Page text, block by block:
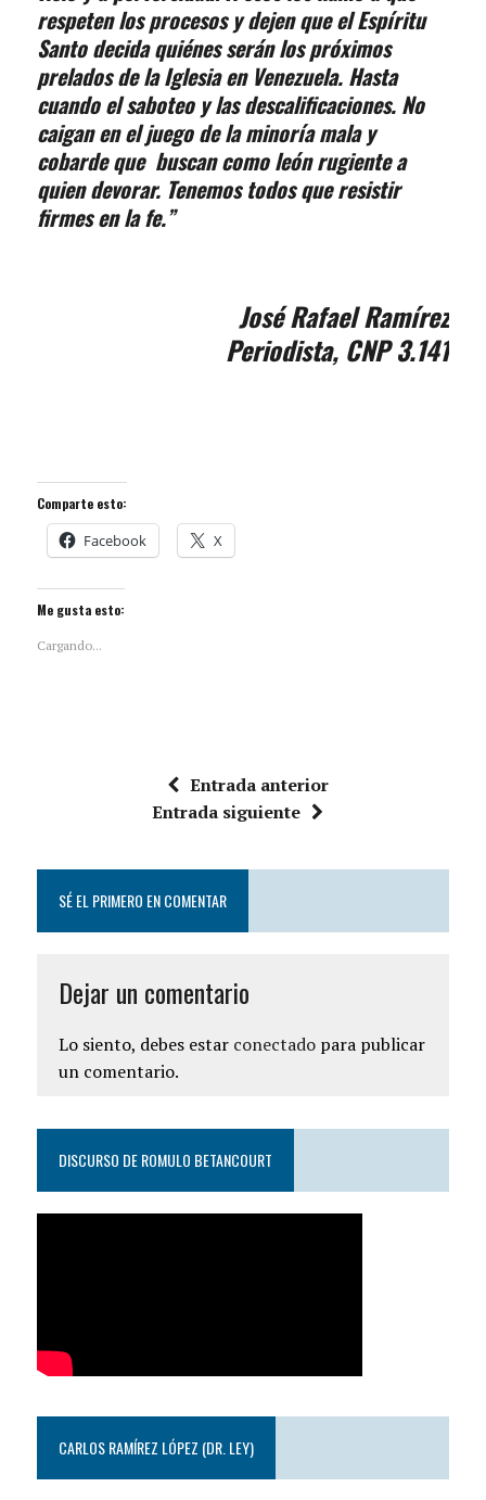
respeten los procesos y dejen que el Espíritu
Santo decida quiénes serán los próximos
prelados de la Iglesia en Venezuela. Hasta
cuando el saboteo y las descalificaciones. No
caigan en el juego de la minoría mala y
cobarde que buscan como león rugiente a
quien devorar. Tenemos todos que resistir
firmes en la fe.”
José Rafael Ramírez
Periodista, CNP 3.141
Comparte esto:
Facebook X
Me gusta esto:
Cargando...
Entrada anterior
Entrada siguiente
SÉ EL PRIMERO EN COMENTAR
Dejar un comentario
Lo siento, debes estar conectadopara publicar
un comentario.
DISCURSO DE ROMULO BETANCOURT
CARLOS RAMÍREZ LÓPEZ (DR. LEY)